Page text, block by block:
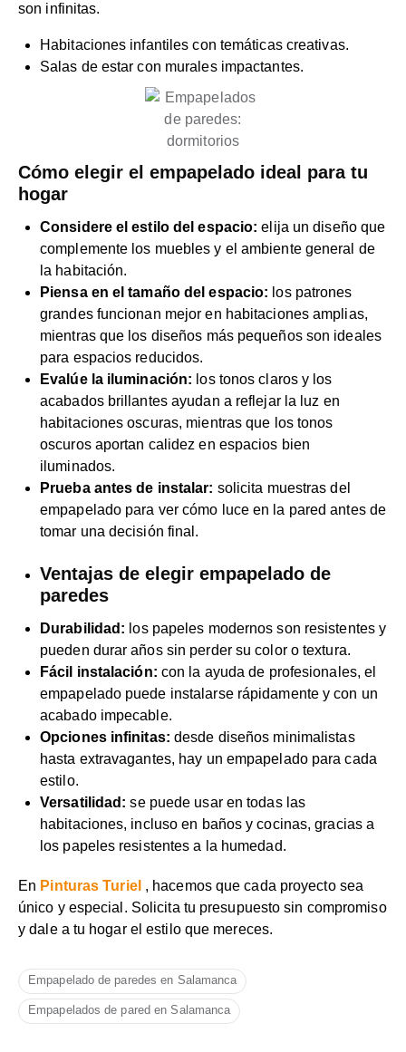
son infinitas.
Habitaciones infantiles con temáticas creativas.
Salas de estar con murales impactantes.
Cómo elegir el empapelado ideal para tu
hogar
Considere el estilo del espacio: elija un diseño que
complemente los muebles y el ambiente general de
la habitación.
Piensa en el tamaño del espacio: los patrones
grandes funcionan mejor en habitaciones amplias,
mientras que los diseños más pequeños son ideales
para espacios reducidos.
Evalúe la iluminación: los tonos claros y los
acabados brillantes ayudan a reflejar la luz en
habitaciones oscuras, mientras que los tonos
oscuros aportan calidez en espacios bien
iluminados.
Prueba antes de instalar: solicita muestras del
empapelado para ver cómo luce en la pared antes de
tomar una decisión final.
Ventajas de elegir empapelado de
paredes
Durabilidad: los papeles modernos son resistentes y
pueden durar años sin perder su color o textura.
Fácil instalación: con la ayuda de profesionales, el
empapelado puede instalarse rápidamente y con un
acabado impecable.
Opciones infinitas: desde diseños minimalistas
hasta extravagantes, hay un empapelado para cada
estilo.
Versatilidad: se puede usar en todas las
habitaciones, incluso en baños y cocinas, gracias a
los papeles resistentes a la humedad.
En Pinturas Turiel , hacemos que cada proyecto sea
único y especial. Solicita tu presupuesto sin compromiso
y dale a tu hogar el estilo que mereces.
Empapelado de paredes en Salamanca
Empapelados de pared en Salamanca